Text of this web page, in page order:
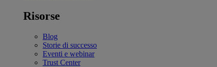
Risorse
Blog
Storie di successo
Eventi e webinar
Trust Center